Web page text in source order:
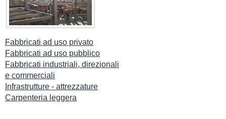
Fabbricati ad uso privato
Fabbricati ad uso pubblico
Fabbricati industriali, direzionali
e commerciali
Infrastrutture - attrezzature
Carpenteria leggera